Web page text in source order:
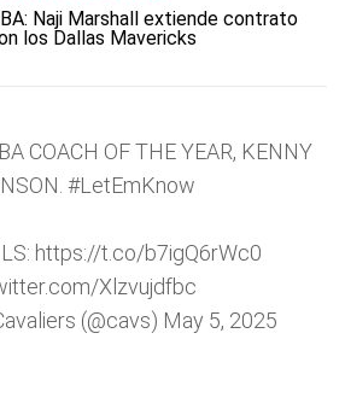
Naji Marshall extiende contrato
los Dallas Mavericks
COACH OF THE YEAR, KENNY
#LetEmKnow
https://t.co/b7igQ6rWc0
Xlzvujdfbc
(@cavs) May 5, 2025